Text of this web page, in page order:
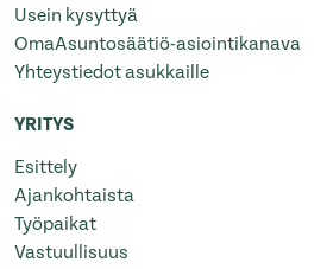
Usein kysyttyä
OmaAsuntosäätiö-asiointikanava
Yhteystiedot asukkaille
YRITYS
Esittely
Ajankohtaista
Työpaikat
Vastuullisuus